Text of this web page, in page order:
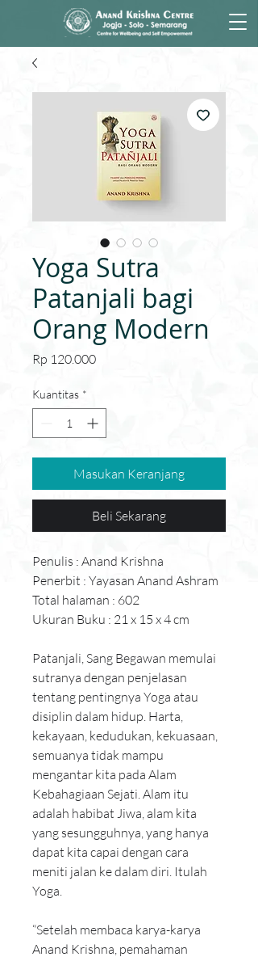
Yoga Sutra
Patanjali bagi
Orang Modern
Rp 120.000Harga
Kuantitas *
Masukan Keranjang
Beli Sekarang
Penulis : Anand Krishna
Penerbit : Yayasan Anand Ashram
Total halaman : 602
Ukuran Buku : 21 x 15 x 4 cm
Patanjali, Sang Begawan memulai
sutranya dengan penjelasan
tentang pentingnya Yoga atau
disiplin dalam hidup. Harta,
kekayaan, kedudukan, kekuasaan,
semuanya tidak mampu
mengantar kita pada Alam
Kebahagiaan Sejati. Alam itu
adalah habibat Jiwa, alam kita
yang sesungguhnya, yang hanya
dapat kita capai dengan cara
meniti jalan ke dalam diri. Itulah
Yoga.
“Setelah membaca karya-karya
Anand Krishna, pemahaman